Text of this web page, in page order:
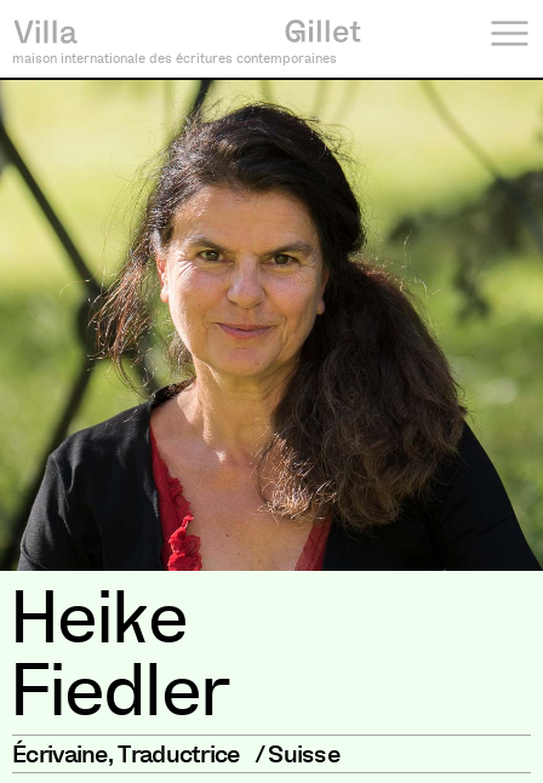
maison internationale des écritures contemporaines
Heike
Fiedler
Écrivaine,Traductrice /Suisse